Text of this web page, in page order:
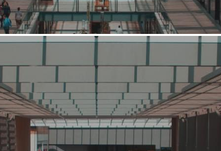
Средний, Выше среднего
Связаться с ритейлером Узнать планы развития ритейлера
кавказской кухней в европейском прочтении, колоритным
интерьером и танцевальной атмосферой. Аркадий Новиков
(Novikov Group) и Ерванд Галстян (Family Garden) создали
этот проект, чтобы вы смогли погрузиться в атмосферу
южного праздника — с вкусной едой, теплыми встречами с
близкими и зажигательными танцами в кругу друзей.
422 (+1)
Навигация